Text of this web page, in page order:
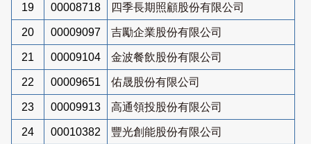
19 00008718 四季長期照顧股份有限公司
20 00009097 吉勵企業股份有限公司
21 00009104 金波餐飲股份有限公司
22 00009651 佑晟股份有限公司
23 00009913 高通領投股份有限公司
24 00010382 豐光創能股份有限公司